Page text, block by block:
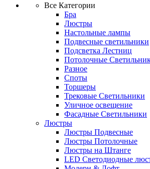
Все Категории
Бра
Люстры
Настольные лампы
Подвесные светильники
Подсветка Лестниц
Потолочные
Разное
Споты
Торшеры
Трековые Светильники
Уличное освещение
Фасадные Светильники
Люстры
Люстры Подвесные
Люстры Потолочные
Люстры на Штанге
LED Светодиодные